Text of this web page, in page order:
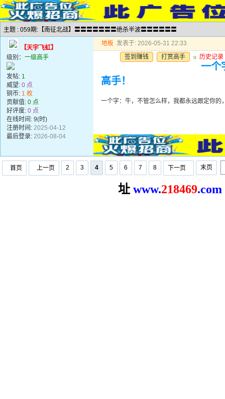
主题 : 059期:【南征北战】〓〓〓〓〓〓〓绝杀半波〓〓〓〓〓〓
【天宇飞虹】
级别： 一级高手
发帖: 1
威望: 0 点
铜币: 1 枚
贡献值: 0 点
好评度: 0 点
在线时间: 9(时)
注册时间: 2025-04-12
最后登录: 2026-08-04
地板 发表于: 2026-05-31 22:33
签到赚钱
打赏高手 u 历史记录
一个
高手！
一个字：牛，不管怎么样，我都永远跟定你的
首页 上一页 2 3 4 5 6 7 8 下一页 末页
址 www.218469.com